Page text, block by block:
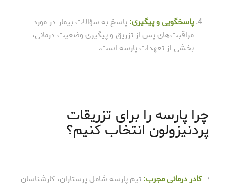
پاسخگویی و پیگیری:پاسخ به سؤالات بیمار در مورد
مراقبت‌های پس از تزریق و پیگیری وضعیت درمانی،
بخشی از تعهدات پارسه است.
چرا پارسه را برای تزریقات
پردنیزولون انتخاب کنیم؟
کادر درمانی مجرب:تیم پارسه شامل پرستاران، کارشناسان